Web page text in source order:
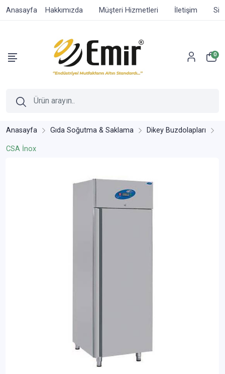
Anasayfa Hakkımızda Müşteri Hizmetleri İletişim
0
Anasayfa Gıda Soğutma & Saklama Dikey Buzdolapları
CSA İnox